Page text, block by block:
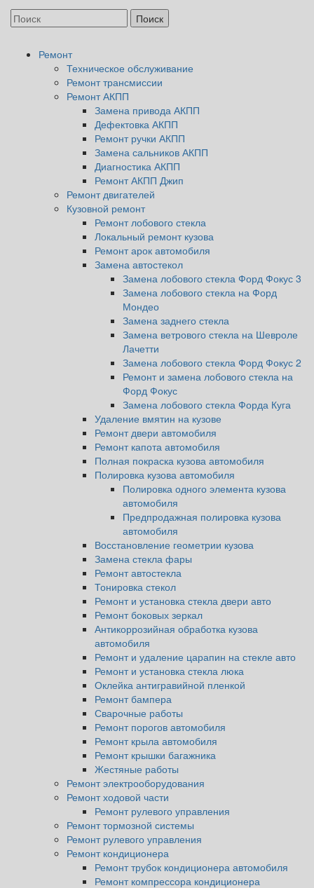
Ремонт
Техническое обслуживание
Ремонт трансмиссии
Ремонт АКПП
Замена привода АКПП
Дефектовка АКПП
Ремонт ручки АКПП
Замена сальников АКПП
Диагностика АКПП
Ремонт АКПП Джип
Ремонт двигателей
Кузовной ремонт
Ремонт лобового стекла
Локальный ремонт кузова
Ремонт арок автомобиля
Замена автостекол
Замена лобового стекла Форд Фокус 3
Замена лобового стекла на Форд
Мондео
Замена заднего стекла
Замена ветрового стекла на Шевроле
Лачетти
Замена лобового стекла Форд Фокус 2
Ремонт и замена лобового стекла на
Форд Фокус
Замена лобового стекла Форда Куга
Удаление вмятин на кузове
Ремонт двери автомобиля
Ремонт капота автомобиля
Полная покраска кузова автомобиля
Полировка кузова автомобиля
Полировка одного элемента кузова
автомобиля
Предпродажная полировка кузова
автомобиля
Восстановление геометрии кузова
Замена стекла фары
Ремонт автостекла
Тонировка стекол
Ремонт и установка стекла двери авто
Ремонт боковых зеркал
Антикоррозийная обработка кузова
автомобиля
Ремонт и удаление царапин на стекле авто
Ремонт и установка стекла люка
Оклейка антигравийной пленкой
Ремонт бампера
Сварочные работы
Ремонт порогов автомобиля
Ремонт крыла автомобиля
Ремонт крышки багажника
Жестяные работы
Ремонт электрооборудования
Ремонт ходовой части
Ремонт рулевого управления
Ремонт тормозной системы
Ремонт рулевого управления
Ремонт кондиционера
Ремонт трубок кондиционера автомобиля
Ремонт компрессора кондиционера